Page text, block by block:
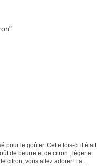
pour le goûter. Cette fois-ci il était
de beurre et de citron , léger et
citron, vous allez adorer! La